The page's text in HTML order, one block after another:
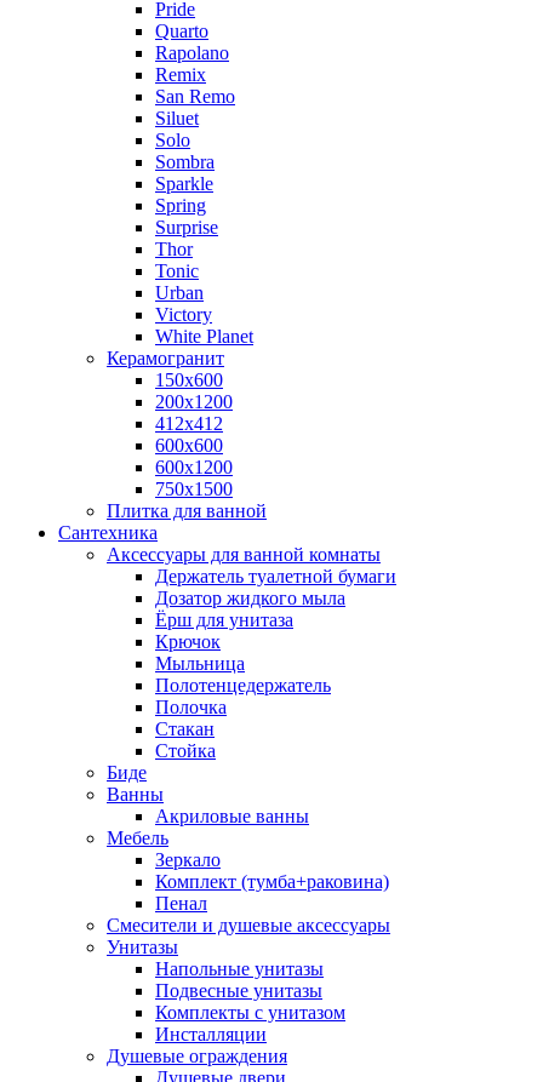
Pride
Quarto
Rapolano
Remix
San Remo
Siluet
Solo
Sombra
Sparkle
Spring
Surprise
Thor
Tonic
Urban
Victory
White Planet
Керамогранит
150x600
200х1200
412x412
600x600
600x1200
750х1500
Плитка для ванной
Сантехника
Аксессуары для ванной комнаты
Держатель туалетной бумаги
Дозатор жидкого мыла
Ёрш для унитаза
Крючок
Мыльница
Полотенцедержатель
Полочка
Стакан
Стойка
Биде
Ванны
Акриловые ванны
Мебель
Зеркало
Комплект (тумба+раковина)
Пенал
Смесители и душевые аксессуары
Унитазы
Напольные унитазы
Подвесные унитазы
Комплекты с унитазом
Инсталляции
Душевые ограждения
Душевые двери